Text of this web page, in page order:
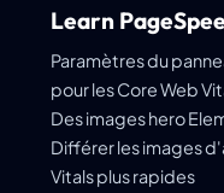
Learn
Paramètres du
pour les Core Web
Des images hero
Différer les images
Vitals plus rapides